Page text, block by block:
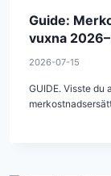
Guide:
vuxna
2026-07-15
GUIDE. Visste du